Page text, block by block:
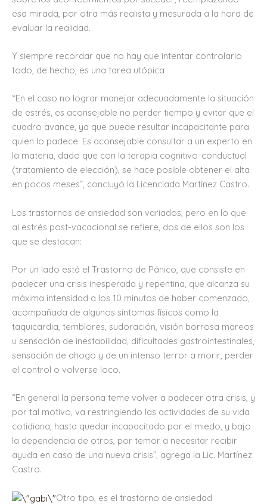
esa mirada, por otra más realista y mesurada a la hora de
evaluar la realidad.
Y siempre recordar que no hay que intentar controlarlo
todo, de hecho, es una tarea utópica
“En el caso no lograr manejar adecuadamente la situación
de estrés, es aconsejable no perder tiempo y evitar que el
cuadro avance, ya que puede resultar incapacitante para
quien lo padece. Es aconsejable consultar a un experto en
la materia, dado que con la terapia cognitivo-conductual
(tratamiento de elección), se hace posible obtener el alta
en pocos meses”, concluyó la Licenciada Martínez Castro.
Los trastornos de ansiedad son variados, pero en lo que
al estrés post-vacacional se refiere, dos de ellos son los
que se destacan:
Por un lado está el Trastorno de Pánico, que consiste en
padecer una crisis inesperada y repentina, que alcanza su
máxima intensidad a los 10 minutos de haber comenzado,
acompañada de algunos síntomas físicos como la
taquicardia, temblores, sudoración, visión borrosa mareos
u sensación de inestabilidad, dificultades gastrointestinales,
sensación de ahogo y de un intenso terror a morir, perder
el control o volverse loco.
“En general la persona teme volver a padecer otra crisis, y
por tal motivo, va restringiendo las actividades de su vida
cotidiana, hasta quedar incapacitado por el miedo, y bajo
la dependencia de otros, por temor a necesitar recibir
ayuda en caso de una nueva crisis”, agrega la Lic. Martínez
Castro.
Otro tipo, es el trastorno de ansiedad